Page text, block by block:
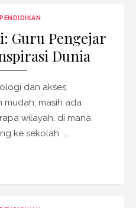
PENDIDIKAN
Guru Pengejar
Dunia
dan akses
mudah, masih ada
wilayah, di mana
ke sekolah. …